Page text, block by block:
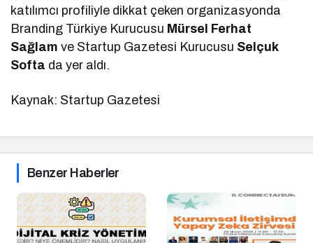
katılımcı profiliyle dikkat çeken organizasyonda
Branding Türkiye Kurucusu Mürsel Ferhat
Sağlam ve Startup Gazetesi Kurucusu Selçuk
Softa da yer aldı.
Kaynak: Startup Gazetesi
Benzer Haberler